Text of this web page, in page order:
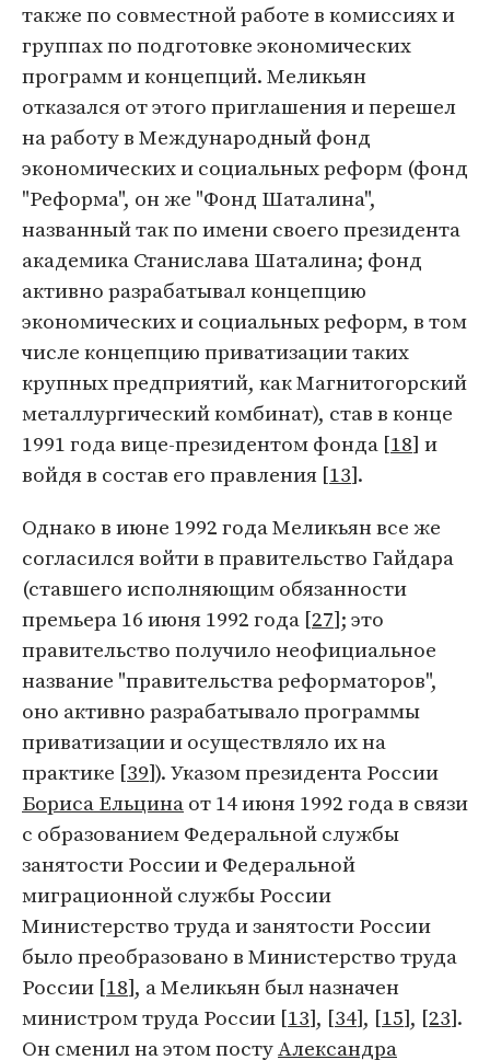
также по совместной работе в комиссиях и
группах по подготовке экономических
программ и концепций. Меликьян
отказался от этого приглашения и перешел
на работу в Международный фонд
экономических и социальных реформ (фонд
"Реформа", он же "Фонд Шаталина",
названный так по имени своего президента
академика Станислава Шаталина; фонд
активно разрабатывал концепцию
экономических и социальных реформ, в том
числе концепцию приватизации таких
крупных предприятий, как Магнитогорский
металлургический комбинат), став в конце
1991 года вице-президентом фонда [18] и
войдя в состав его правления [13].
Однако в июне 1992 года Меликьян все же
согласился войти в правительство Гайдара
(ставшего исполняющим обязанности
премьера 16 июня 1992 года [27]; это
правительство получило неофициальное
название "правительства реформаторов",
оно активно разрабатывало программы
приватизации и осуществляло их на
практике [39]). Указом президента России
Бориса Ельцинаот 14 июня 1992 года в связи
с образованием Федеральной службы
занятости России и Федеральной
миграционной службы России
Министерство труда и занятости России
было преобразовано в Министерство труда
России [18], а Меликьян был назначен
министром труда России [13], [34], [15], [23].
Он сменил на этом постуАлександра